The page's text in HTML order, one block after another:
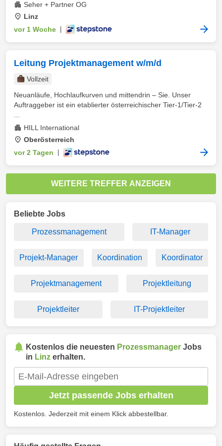
Seher + Partner OG
Linz
vor 1 Woche
Leitung Projektmanagement w/m/d
Vollzeit
Neuanläufe, Hochlaufkurven und mittendrin – Sie. Unser
Auftraggeber ist ein etablierter österreichischer Tier-1/Tier-2
HILL International
Oberösterreich
vor 2 Tagen
WEITERE TREFFER ANZEIGEN
Beliebte Jobs
Prozessmanagement IT-Manager
Projekt-Manager Koordination Koordinator
Projektmanagement Projektleitung
Projektleiter IT-Projektleiter
Kostenlos die neuesten Prozessmanager Jobs
in Linz erhalten.
Jetzt passende Jobs erhalten
Kostenlos. Jederzeit mit einem Klick abbestellbar.